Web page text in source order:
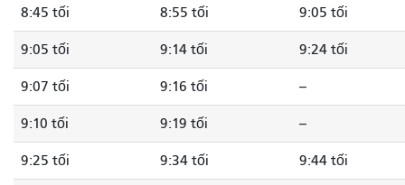
8:45 tối 8:55 tối 9:05 tối
9:05 tối 9:14 tối 9:24 tối
9:07 tối 9:16 tối --
9:10 tối 9:19 tối --
9:25 tối 9:34 tối 9:44 tối